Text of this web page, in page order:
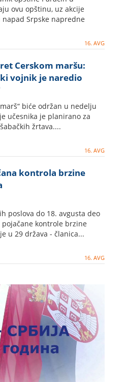
ovu opštinu, uz akcije
Srpske napredne
16. AVG
Cerskom maršu:
vojnik je naredio
biće održan u nedelju
učesnika je planirano za
žrtava....
16. AVG
kontrola brzine
poslova do 18. avgusta deo
kontrole brzine
u 29 država - članica...
16. AVG